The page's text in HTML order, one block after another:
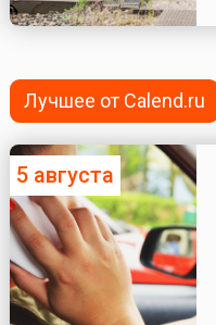
Лучшее от Calend.ru
5 августа